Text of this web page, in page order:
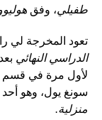
طفيلي، وفق
تعود المخرجة لي
الدراسي النهائي
لأول مرة في قسم
سونغ يول، وهو
منزلية.